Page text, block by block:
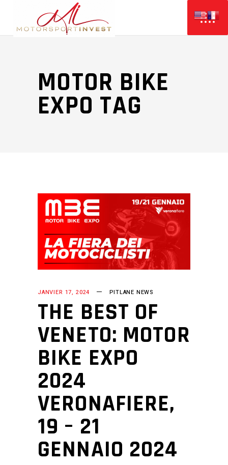
MOTOR BIKE
EXPO TAG
JANVIER 17, 2024 PITLANE NEWS
THE BEST OF
VENETO: MOTOR
BIKE EXPO
2024
VERONAFIERE,
19 – 21
GENNAIO 2024